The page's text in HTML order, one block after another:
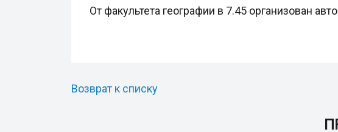
От факультета географии в 7.45 организован
Возврат к списку